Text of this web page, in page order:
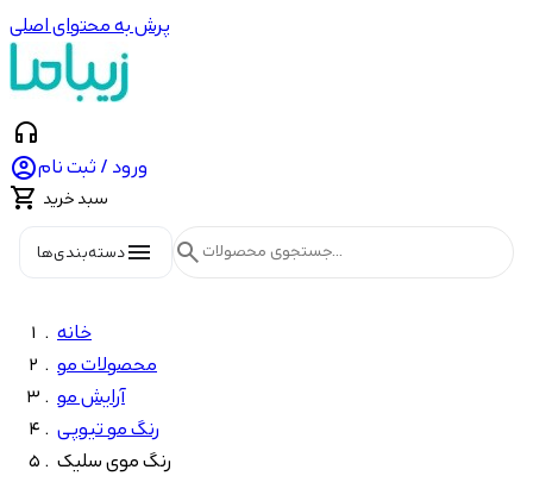
پرش به محتوای اصلی
headphones
ورود / ثبت نام
 سبد خرید
menuدسته‌بندی‌ها search
خانه
محصولات مو
آرایش مو
رنگ مو تیوپی
رنگ موی سلیک